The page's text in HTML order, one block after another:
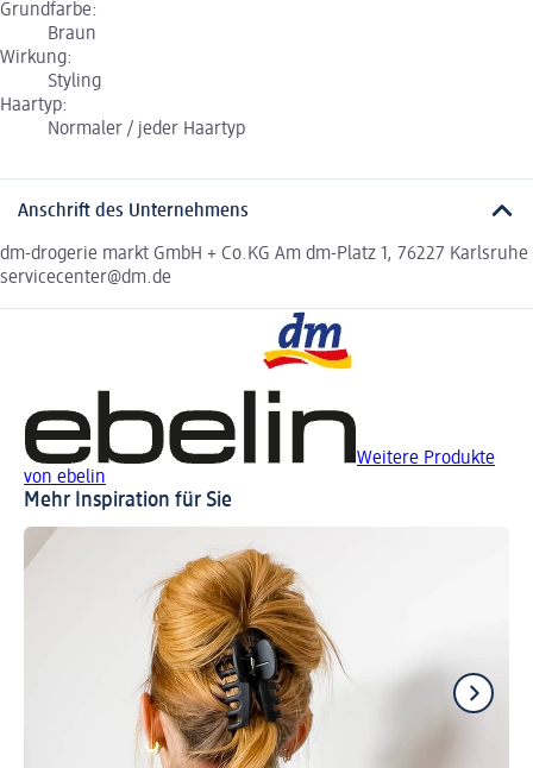
Grundfarbe:
Braun
Wirkung:
Styling
Haartyp:
Normaler / jeder Haartyp
Anschrift des Unternehmens
dm-drogerie markt GmbH + Co.KG Am dm-Platz 1, 76227 Karlsruhe
servicecenter@dm.de
Weitere Produkte
von ebelin
Mehr Inspiration für Sie